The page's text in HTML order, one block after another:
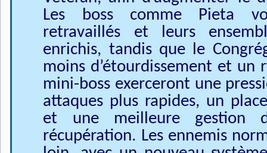
Les boss comme Pieta
retravaillés et leurs
enrichis, tandis que le
moins d’étourdissement et un
mini-boss exerceront une
attaques plus rapides, un
et une meilleure gestion
récupération. Les ennemis